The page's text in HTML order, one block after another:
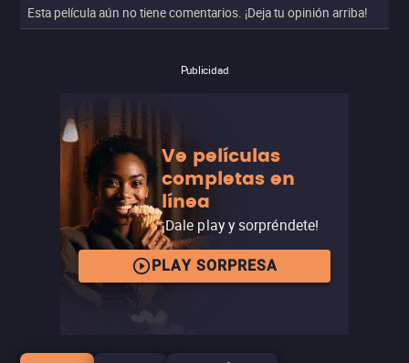
Esta película aún no tiene comentarios. ¡Deja tu opinión arriba!
Publicidad
Ve películas
completas en
línea
¡Dale play y sorpréndete!
PLAY SORPRESA